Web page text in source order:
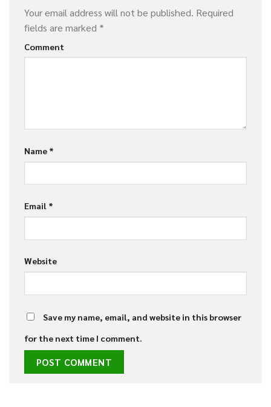
Your email address will not be published. Required
fields are marked *
Comment
Name *
Email *
Website
Save my name, email, and website in this browser
for the next time I comment.